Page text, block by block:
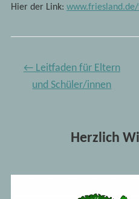
Herzlich
Hier der Link:
←Leitfaden für Eltern
und Schüler/innen